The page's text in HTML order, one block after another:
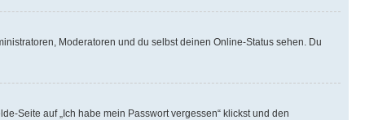
Moderatoren und du selbst deinen Online-Status sehen. Du
Seite auf „Ich habe mein Passwort vergessen“ klickst und den